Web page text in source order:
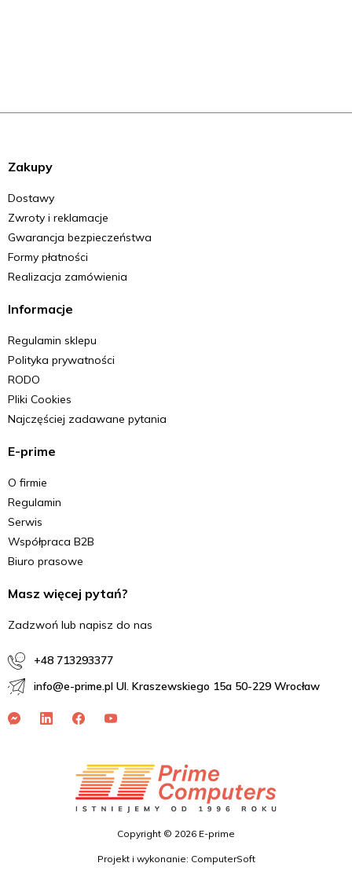
Zakupy
Dostawy
Zwroty i reklamacje
Gwarancja bezpieczeństwa
Formy płatności
Realizacja zamówienia
Informacje
Regulamin sklepu
Polityka prywatności
RODO
Pliki Cookies
Najczęściej zadawane pytania
E-prime
O firmie
Regulamin
Serwis
Współpraca B2B
Biuro prasowe
Masz więcej pytań?
Zadzwoń lub napisz do nas
+48 713293377
info@e-prime.pl Ul. Kraszewskiego 15a 50-229 Wrocław
Copyright © 2026 E-prime
Projekt i wykonanie: ComputerSoft